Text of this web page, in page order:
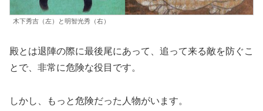
木下秀吉（左）と明智光秀（右）
殿とは退陣の際に最後尾にあって、追って来る敵を防ぐこ
とで、非常に危険な役目です。
しかし、もっと危険だった人物がいます。